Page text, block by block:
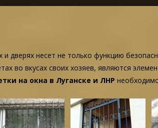
и дверях несет не только функцию
во вкусах своих хозяев, являются
на окна в Луганске и ЛНР